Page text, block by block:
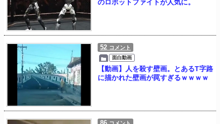
のロボットファイトが人気に。
52 コメント
面白動画
【動画】人を殺す壁画。とあるT字路
に描かれた壁画が罠すぎるｗｗｗｗ